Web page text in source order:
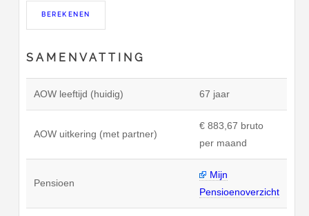
SAMENVATTING
AOW leeftijd (huidig) 67 jaar
AOW uitkering (met partner)
€ 883,67 bruto
per maand
Pensioen
Mijn
Pensioenoverzicht